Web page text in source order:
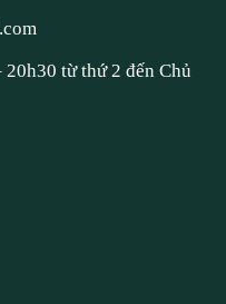
từ thứ 2 đến Chủ